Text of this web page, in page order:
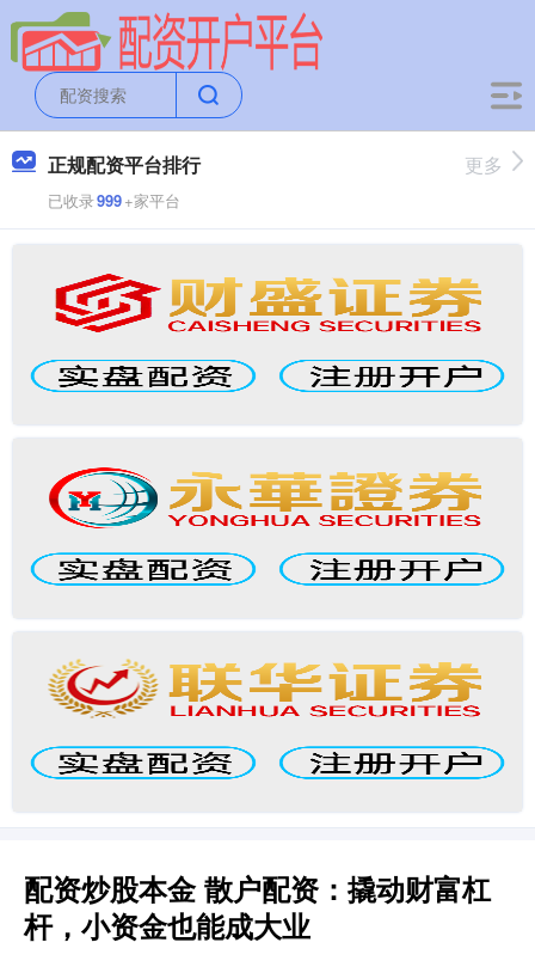
正规配资平台排行
已收录999+家平台
更多
配资炒股本金 散户配资：撬动财富杠
杆，小资金也能成大业